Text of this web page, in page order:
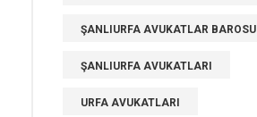
ŞANLIURFA AVUKATLAR BAROSU
ŞANLIURFA AVUKATLARI
URFA AVUKATLARI